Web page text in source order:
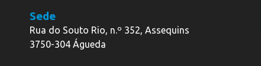
Sede
Rua do Souto Rio, n.º 352, Assequins
3750-304 Águeda